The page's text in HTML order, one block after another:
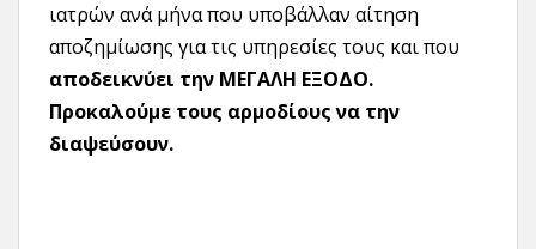
ιατρών ανά μήνα που υποβάλλαν αίτηση
αποζημίωσης για τις υπηρεσίες τους και που
αποδεικνύει την ΜΕΓΑΛΗ ΕΞΟΔΟ.
Προκαλούμε τους αρμοδίους να την
διαψεύσουν.